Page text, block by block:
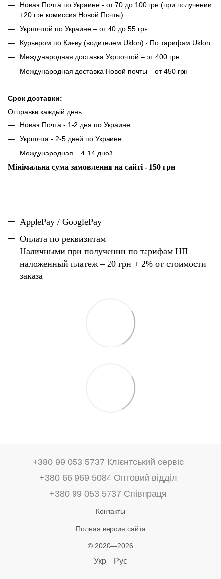
Новая Почта по Украине - от 70 до 100 грн (при получении
+20 грн комиссия Новой Почты)
Укрпочтой по Украине – от 40 до 55 грн
Курьером по Киеву (водителем Uklon) - По тарифам Uklon
Международная доставка Укрпочтой – от 400 грн
Международная доставка Новой почты – от 450 грн
Срок доставки:
Отправки каждый день
Новая Почта - 1-2 дня по Украине
Укрпочта - 2-5 дней по Украине
Международная – 4-14 дней
Мінімальна сума замовлення на сайті - 150 грн
ApplePay / GooglePay
Оплата по реквизитам
Наличными при получении по тарифам НП
наложенный платеж – 20 грн + 2% от стоимости
заказа
+380 99 053 5737 Клієнтський сервіс
+380 66 969 5084 Оптовий відділ
+380 99 053 5737 Співпраця
Контакты
Полная версия сайта
© 2020—2026
Укр Рус